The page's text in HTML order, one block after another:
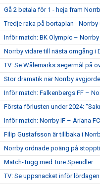
Gå 2 betala för 1 - heja fram
Tredje raka på bortaplan -
Inför match: BK Olympic – Norrby
Norrby vidare till nästa omgång i
TV: Se Wålemarks segermål på
Stor dramatik när Norrby
Inför match: Falkenbergs FF –
Första förlusten under 2024:
Inför match: Norrby IF – Ariana FC
Filip Gustafsson är tillbaka i
Norrby ordnade poäng på
Match-Tugg med Ture Spendler
TV: Se uppsnacket inför